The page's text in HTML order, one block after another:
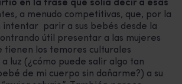
en la frase que solía decir a esas
a menudo competitivas, que, por la
intentar parir a sus bebés desde la
útil presentar a las mujeres
tienen los temores culturales
luz (¿cómo puede salir algo tan
de mi cuerpo sin dañarme?) a su